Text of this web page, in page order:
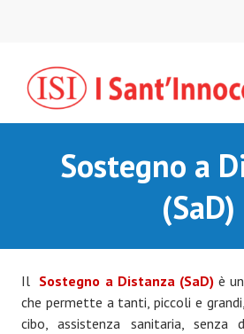
Sostegno a
(SaD)
Il Sostegno a Distanza (SaD) è
che permette a tanti, piccoli e
cibo, assistenza sanitaria, senza